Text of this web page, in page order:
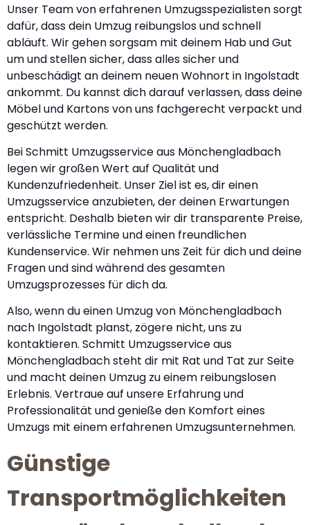
Unser Team von erfahrenen Umzugsspezialisten sorgt
dafür, dass dein Umzug reibungslos und schnell
abläuft. Wir gehen sorgsam mit deinem Hab und Gut
um und stellen sicher, dass alles sicher und
unbeschädigt an deinem neuen Wohnort in Ingolstadt
ankommt. Du kannst dich darauf verlassen, dass deine
Möbel und Kartons von uns fachgerecht verpackt und
geschützt werden.
Bei Schmitt Umzugsservice aus Mönchengladbach
legen wir großen Wert auf Qualität und
Kundenzufriedenheit. Unser Ziel ist es, dir einen
Umzugsservice anzubieten, der deinen Erwartungen
entspricht. Deshalb bieten wir dir transparente Preise,
verlässliche Termine und einen freundlichen
Kundenservice. Wir nehmen uns Zeit für dich und deine
Fragen und sind während des gesamten
Umzugsprozesses für dich da.
Also, wenn du einen Umzug von Mönchengladbach
nach Ingolstadt planst, zögere nicht, uns zu
kontaktieren. Schmitt Umzugsservice aus
Mönchengladbach steht dir mit Rat und Tat zur Seite
und macht deinen Umzug zu einem reibungslosen
Erlebnis. Vertraue auf unsere Erfahrung und
Professionalität und genieße den Komfort eines
Umzugs mit einem erfahrenen Umzugsunternehmen.
Günstige
Transportmöglichkeiten